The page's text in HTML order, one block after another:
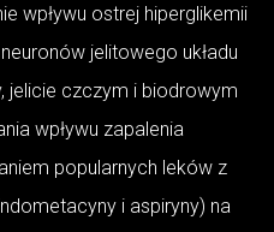
wpływu ostrej hiperglikemii
jelitowego układu
jelicie czczym i biodrowym
wpływu zapalenia
popularnych leków z
i aspiryny) na